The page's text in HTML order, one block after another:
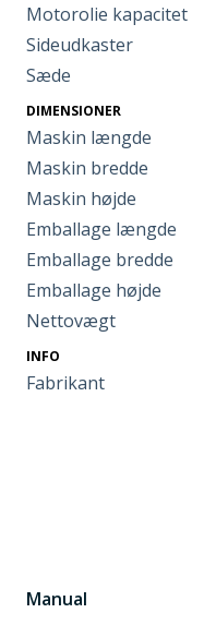
Motorolie kapacitet
Sideudkaster
Sæde
DIMENSIONER
Maskin længde
Maskin bredde
Maskin højde
Emballage længde
Emballage bredde
Emballage højde
Nettovægt
INFO
Fabrikant
Manual